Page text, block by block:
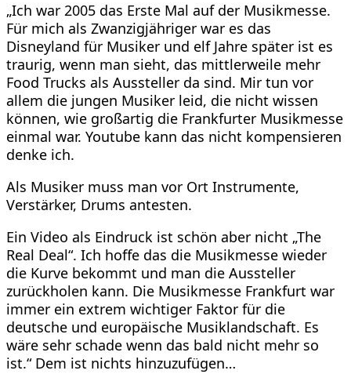
„Ich war 2005 das Erste Mal auf der Musikmesse.
Für mich als Zwanzigjähriger war es das
Disneyland für Musiker und elf Jahre später ist es
traurig, wenn man sieht, das mittlerweile mehr
Food Trucks als Aussteller da sind. Mir tun vor
allem die jungen Musiker leid, die nicht wissen
können, wie großartig die Frankfurter Musikmesse
einmal war. Youtube kann das nicht kompensieren
denke ich.
Als Musiker muss man vor Ort Instrumente,
Verstärker, Drums antesten.
Ein Video als Eindruck ist schön aber nicht „The
Real Deal“. Ich hoffe das die Musikmesse wieder
die Kurve bekommt und man die Aussteller
zurückholen kann. Die Musikmesse Frankfurt war
immer ein extrem wichtiger Faktor für die
deutsche und europäische Musiklandschaft. Es
wäre sehr schade wenn das bald nicht mehr so
ist.“ Dem ist nichts hinzuzufügen…